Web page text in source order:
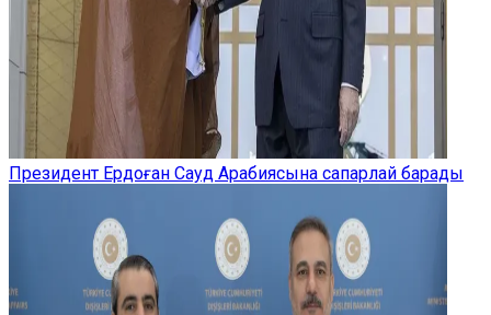
Президент Ердоған Сауд Арабиясына сапарлай барады